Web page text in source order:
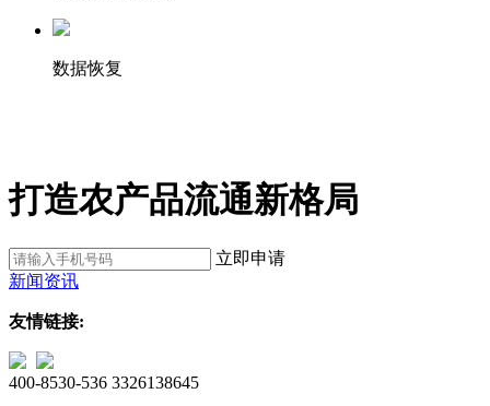
数据恢复
打造农产品流通新格局
立即申请
新闻资讯
友情链接:
400-8530-536 3326138645